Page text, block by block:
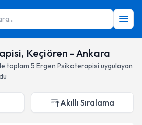
Keçiören - Ankara
toplam 5 Ergen Psikoterapisi uygulayan
Akıllı Sıralama